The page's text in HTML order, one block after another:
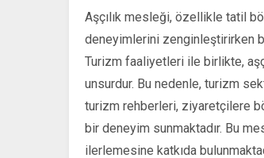
Aşçılık mesleği, özellikle tatil
deneyimlerini zenginleştirirken
Turizm faaliyetleri ile birlikte,
unsurdur. Bu nedenle, turizm
turizm rehberleri, ziyaretçilere
bir deneyim sunmaktadır. Bu
ilerlemesine katkıda